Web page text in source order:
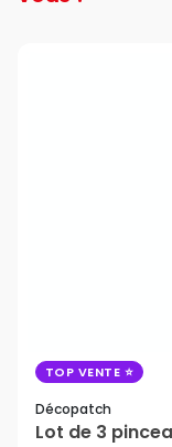
TOP VENTE
Décopatch
Lot de 3